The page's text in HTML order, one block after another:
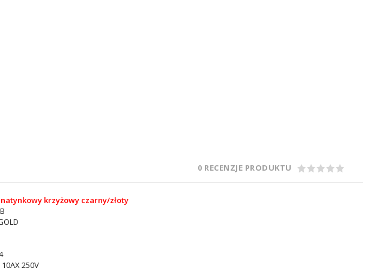
0 RECENZJE PRODUKTU
krzyżowy czarny/złoty
250V